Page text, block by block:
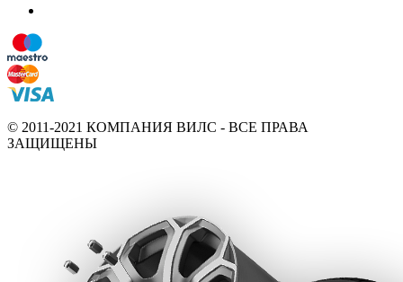
© 2011-2021 КОМПАНИЯ ВИЛС - ВСЕ ПРАВА
ЗАЩИЩЕНЫ